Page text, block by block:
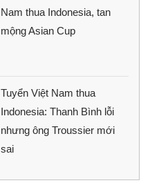
Nam thua Indonesia, tan
mộng Asian Cup
Tuyển Việt Nam thua
Indonesia: Thanh Bình lỗi
nhưng ông Troussier mới
sai